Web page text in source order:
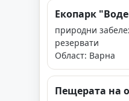
Екопарк
природни
резервати
Област: Варна
Пещерата на